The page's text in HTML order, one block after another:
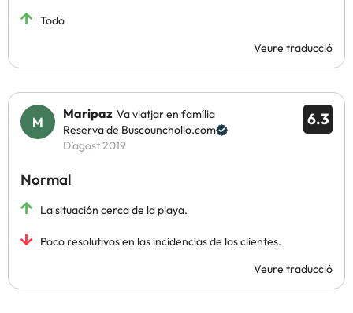
Todo
Veure traducció
6.3
Maripaz Va viatjar en família
Reserva de Buscounchollo.com
D’agost 2019
Normal
La situación cerca de la playa.
Poco resolutivos en las incidencias de los clientes.
Veure traducció